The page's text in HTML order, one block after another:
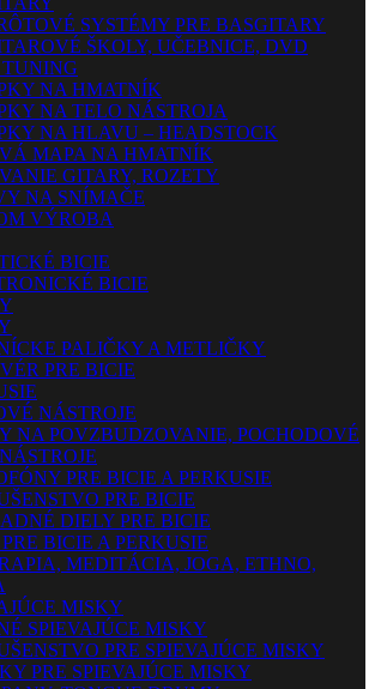
SYSTÉMY PRE BASGITARY
ŠKOLY, UČEBNICE, DVD
NA HMATNÍK
NA TELO NÁSTROJA
NA HLAVU – HEADSTOCK
MAPA NA HMATNÍK
GITARY, ROZETY
NA SNÍMAČE
VÝROBA
BICIE
BICIE
PALIČKY A METLIČKY
PRE BICIE
NÁSTROJE
NA POVZBUDZOVANIE, POCHODOVÉ
PRE BICIE A PERKUSIE
PRE BICIE
DIELY PRE BICIE
BICIE A PERKUSIE
MEDITÁCIA, JOGA, ETHNO,
MISKY
SPIEVAJÚCE MISKY
PRE SPIEVAJÚCE MISKY
PRE SPIEVAJÚCE MISKY